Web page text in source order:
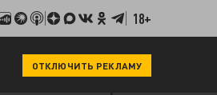
18+
ОТКЛЮЧИТЬ РЕКЛАМУ